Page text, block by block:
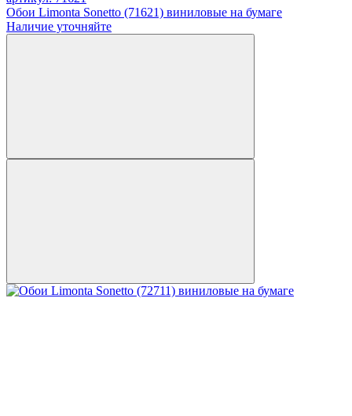
Обои Limonta Sonetto (71621) виниловые на бумаге
Наличие уточняйте